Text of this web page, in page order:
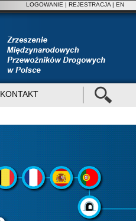
LOGOWANIE | REJESTRACJA | EN
KONTAKT